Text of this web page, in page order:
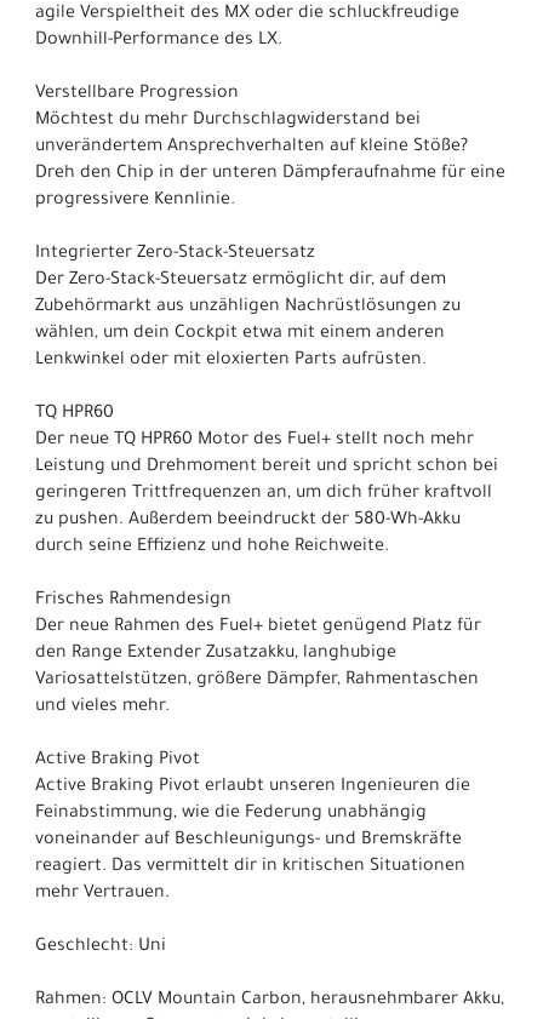
agile Verspieltheit des MX oder die schluckfreudige
Downhill-Performance des LX.
Verstellbare Progression
Möchtest du mehr Durchschlagwiderstand bei
unverändertem Ansprechverhalten auf kleine Stöße?
Dreh den Chip in der unteren Dämpferaufnahme für eine
progressivere Kennlinie.
Integrierter Zero-Stack-Steuersatz
Der Zero-Stack-Steuersatz ermöglicht dir, auf dem
Zubehörmarkt aus unzähligen Nachrüstlösungen zu
wählen, um dein Cockpit etwa mit einem anderen
Lenkwinkel oder mit eloxierten Parts aufrüsten.
TQ HPR60
Der neue TQ HPR60 Motor des Fuel+ stellt noch mehr
Leistung und Drehmoment bereit und spricht schon bei
geringeren Trittfrequenzen an, um dich früher kraftvoll
zu pushen. Außerdem beeindruckt der 580-Wh-Akku
durch seine Effizienz und hohe Reichweite.
Frisches Rahmendesign
Der neue Rahmen des Fuel+ bietet genügend Platz für
den Range Extender Zusatzakku, langhubige
Variosattelstützen, größere Dämpfer, Rahmentaschen
und vieles mehr.
Active Braking Pivot
Active Braking Pivot erlaubt unseren Ingenieuren die
Feinabstimmung, wie die Federung unabhängig
voneinander auf Beschleunigungs- und Bremskräfte
reagiert. Das vermittelt dir in kritischen Situationen
mehr Vertrauen.
Geschlecht: Uni
Rahmen: OCLV Mountain Carbon, herausnehmbarer Akku,